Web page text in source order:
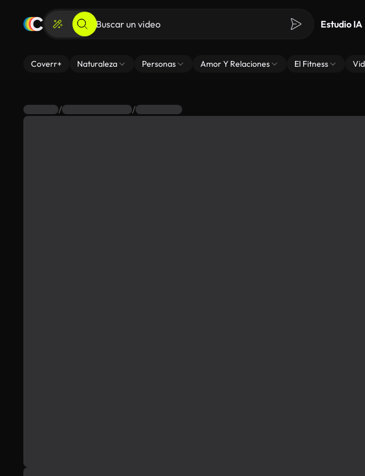
Estudio IA
Coverr+ Naturaleza Personas Amor Y Relaciones El Fitness
/ /